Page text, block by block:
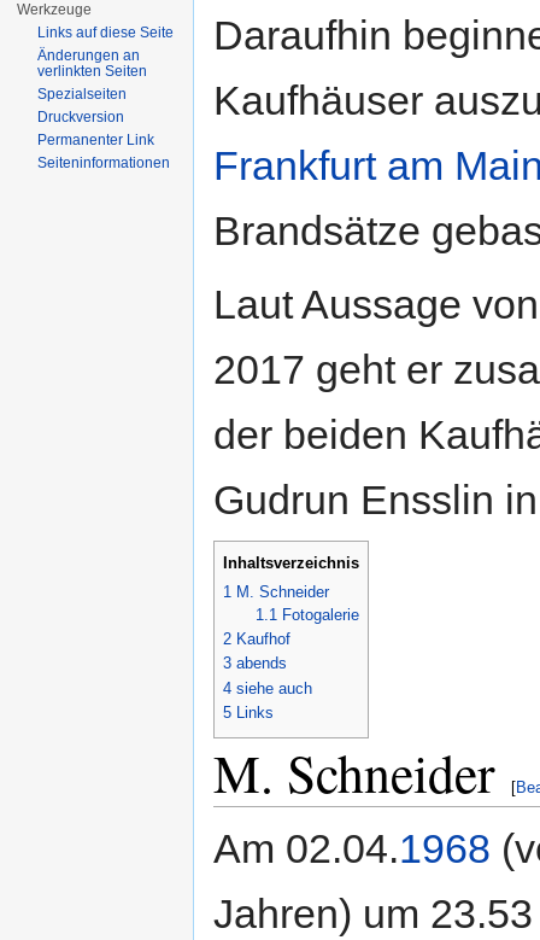
Daraufhin
Kaufhäuser
Frankfurt am
Brandsätze
Laut Aussage
2017 geht er
der beiden
Gudrun Ensslin
Inhaltsverzeichnis
1 M. Schneider
1.1 Fotogalerie
2 Kaufhof
3 abends
4 siehe auch
5
Links
M. Schneider [
Am 02.04.1968
Jahren) um
Werkzeuge
Links auf diese Seite
Änderungen an
verlinkten Seiten
Spezialseiten
Druckversion
Permanenter Link
Seiteninformationen